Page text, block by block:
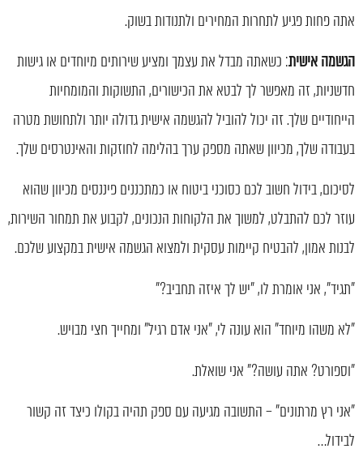
אתה פחות פגיע לתחרות המחירים ולתנודות בשוק.
הגשמה אישית: כשאתה מבדל את עצמך ומציע שירותים מיוחדים או גישות
חדשניות, זה מאפשר לך לבטא את הכישורים, התשוקות והמומחיות
הייחודיים שלך. זה יכול להוביל להגשמה אישית גדולה יותר ולתחושת מטרה
בעבודה שלך, מכיוון שאתה מספק ערך בהלימה לחוזקות והאינטרסים שלך.
לסיכום, בידול חשוב לכם כסוכני ביטוח או כמתכננים פיננסים מכיוון שהוא
עוזר לכם להתבלט, למשוך את הלקוחות הנכונים, לקבוע את תמחור השירות,
לבנות אמון, להבטיח קיימות עסקית ולמצוא הגשמה אישית במקצוע שלכם.
"תגיד", אני אומרת לו, "יש לך איזה תחביב?"
"לא משהו מיוחד" הוא עונה לי, "אני אדם רגיל" ומחייך חצי מבויש.
"וספורט? אתה עושה?" אני שואלת.
"אני רץ מרתונים" – התשובה מגיעה עם ספק תהיה בקולו כיצד זה קשור
לבידול…